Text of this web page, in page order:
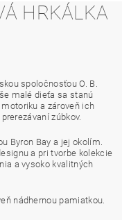
HRKÁLKA
spoločnosťou O. B.
malé dieťa sa stanú
a zároveň ich
zúbkov.
Byron Bay a jej okolím.
a pri tvorbe kolekcie
a vysoko kvalitných
nádhernou pamiatkou.